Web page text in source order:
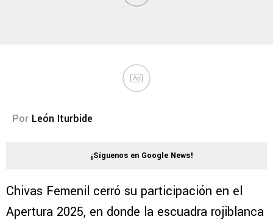
Por León Iturbide
¡Síguenos en Google News!
Chivas Femenil cerró su participación en el
Apertura 2025, en donde la escuadra rojiblanca